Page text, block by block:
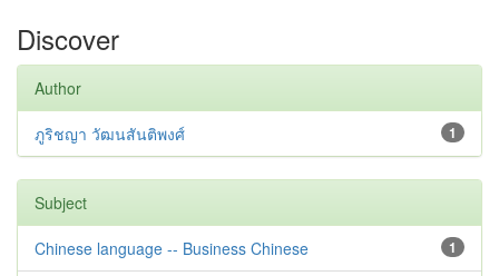
Discover
Author
1
ภูริชญา วัฒนสันติพงศ์
Subject
1
Chinese language -- Business Chinese